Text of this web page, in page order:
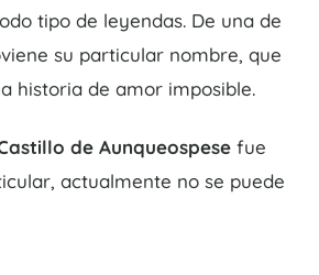
tipo de leyendas. De una de
su particular nombre, que
historia de amor imposible.
de Aunqueospesefue
actualmente no se puede